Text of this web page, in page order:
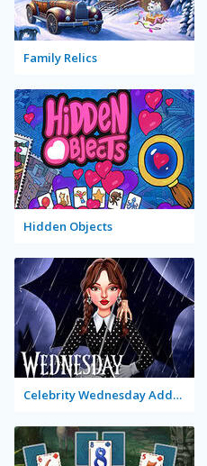
Family Relics
Hidden Objects
Celebrity Wednesday Addams Style